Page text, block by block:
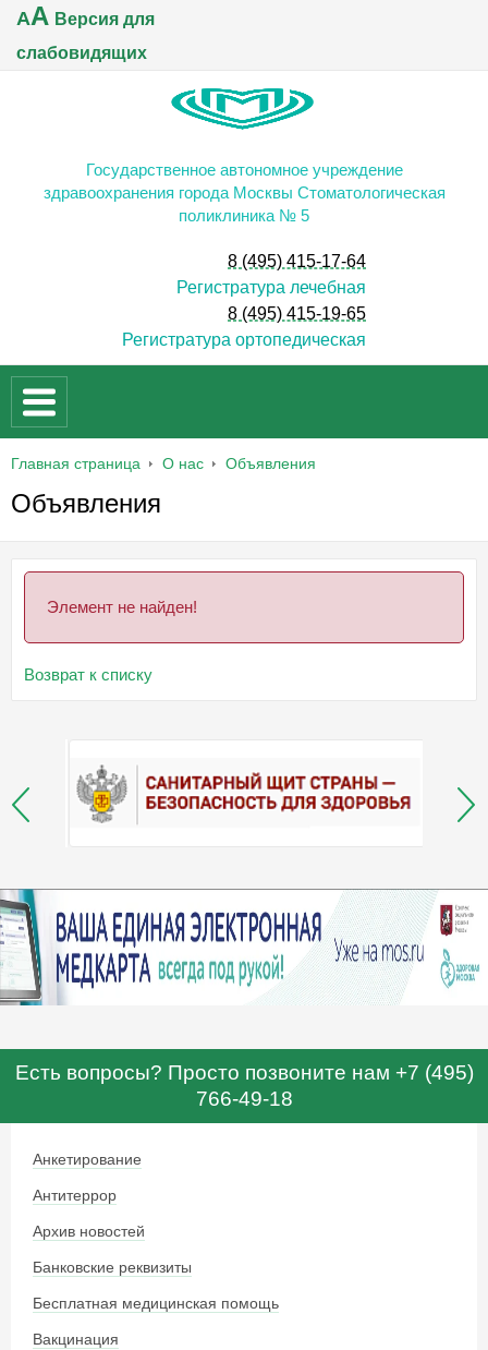
AA Версия для
слабовидящих
Государственное автономное учреждение
здравоохранения города Москвы Стоматологическая
поликлиника № 5
8 (495) 415-17-64
Регистратура лечебная
8 (495) 415-19-65
Регистратура ортопедическая
Главная страница О нас Объявления
Объявления
Элемент не найден!
Возврат к списку
Есть вопросы? Просто позвоните нам +7 (495)
766-49-18
Анкетирование
Антитеррор
Архив новостей
Банковские реквизиты
Бесплатная медицинская помощь
Вакцинация